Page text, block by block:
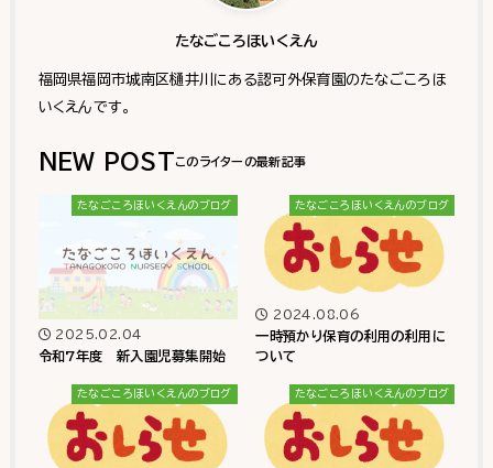
たなごころほいくえん
福岡県福岡市城南区樋井川にある認可外保育園のたなごころほ
いくえんです。
NEW POST
たなごころほいくえんのブログ
2025.02.04
令和7年度 新入園児募集開始
たなごころほいくえんのブログ
2024.08.06
一時預かり保育の利用の利用に
ついて
たなごころほいくえんのブログ たなごころほいくえんのブログ